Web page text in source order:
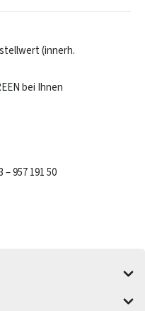
(innerh.
bei Ihnen
957 191 50